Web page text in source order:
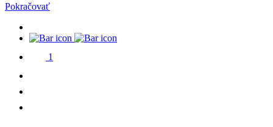
Pokračovať
1